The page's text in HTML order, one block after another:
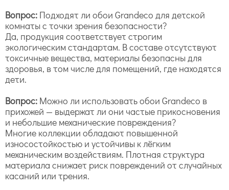
Вопрос: Подходят ли обои Grandeco для детской
комнаты с точки зрения безопасности?
Да, продукция соответствует строгим
экологическим стандартам. В составе отсутствуют
токсичные вещества, материалы безопасны для
здоровья, в том числе для помещений, где находятся
дети.
Вопрос: Можно ли использовать обои Grandeco в
прихожей — выдержат ли они частые прикосновения
и небольшие механические повреждения?
Многие коллекции обладают повышенной
износостойкостью и устойчивы к лёгким
механическим воздействиям. Плотная структура
материала снижает риск повреждений от случайных
касаний или трения.